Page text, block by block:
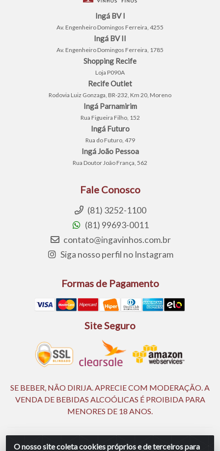
O nosso site coleta cookies próprios e de terceiros para
Ingá BV I
Av. Engenheiro Domingos Ferreira, 4255
Ingá BV II
Av. Engenheiro Domingos Ferreira, 1785
Shopping Recife
Loja P090A
Recife Outlet
Rodovia Luiz Gonzaga, BR-232, Km 20, Moreno
Ingá Parnamirim
Rua Figueira Filho, 152
Ingá Futuro
Rua do Futuro, 479
Ingá João Pessoa
Rua Doutor João França, 562
Fale Conosco
(81) 3252-1100
(81) 99693-0011
contato@ingavinhos.com.br
Siga nosso perfil no Instagram
Formas de Pagamento
Site Seguro
SE BEBER, NÃO DIRIJA. APRECIE COM MODERAÇÃO. A
VENDA DE BEBIDAS ALCOÓLICAS É PROIBIDA PARA
MENORES DE 18 ANOS.
Ingá Distribuidora Ltda | CNPJ 05.390.477/0002-25 - Rod BR